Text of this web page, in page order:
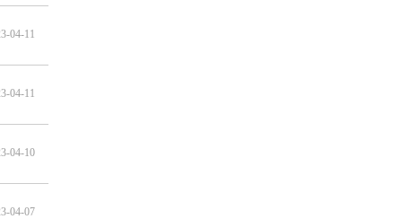
04-11
04-11
04-10
04-07